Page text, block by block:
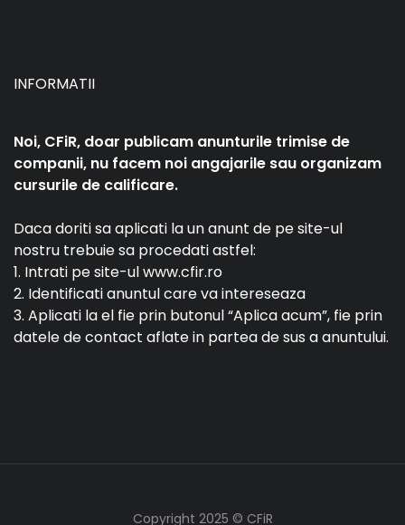
INFORMATII
Noi, CFiR, doar publicam anunturile trimise de
companii, nu facem noi angajarile sau organizam
cursurile de calificare.
Daca doriti sa aplicati la un anunt de pe site-ul
nostru trebuie sa procedati astfel:
1. Intrati pe site-ul www.cfir.ro
2. Identificati anuntul care va intereseaza
3. Aplicati la el fie prin butonul “Aplica acum”, fie prin
datele de contact aflate in partea de sus a anuntului.
Copyright 2025 © CFiR